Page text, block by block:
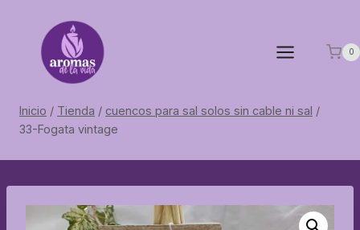
contenido
0
Inicio / Tienda / cuencos para sal solos sin cable ni sal /
33-Fogata vintage